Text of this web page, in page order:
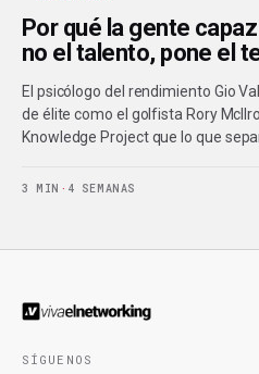
Por qué la gente
no el talento, pone el
El psicólogo del rendimiento Gio
de élite como el golfista Rory
Knowledge Project que lo que
3 MIN · 4 SEMANAS
SÍGUENOS